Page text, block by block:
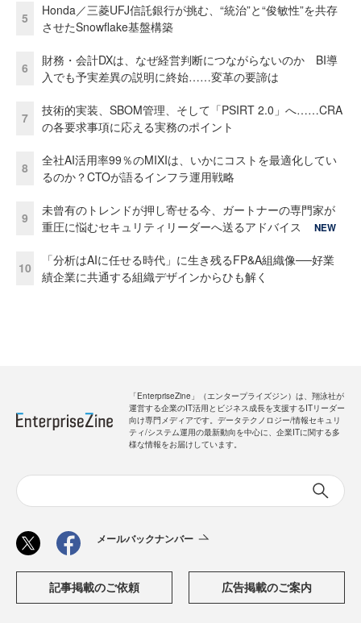
5
Honda／三菱UFJ信託銀行が挑む、“統治”と“俊敏性”を共存
させたSnowflake基盤構築
6
財務・会計DXは、なぜ経営判断につながらないのか BI導
入でも予実差異の説明に終始……変革の要諦は
7
技術的実装、SBOM管理、そして「PSIRT 2.0」へ……CRA
の各要求事項に応える実務のポイント
8
全社AI活用率99％のMIXIは、いかにコストを最適化してい
るのか？CTOが語るインフラ運用戦略
9
未曾有のトレンドが押し寄せる今、ガートナーの専門家が
重圧に悩むセキュリティリーダーへ送るアドバイス
NEW
10
「分析はAIに任せる時代」に生き残るFP&A組織像──好業
績企業に共通する組織デザインからひも解く
「EnterpriseZine」（エンタープライズジン）は、翔泳社が
運営する企業のIT活用とビジネス成長を支援するITリーダー
向け専門メディアです。データテクノロジー/情報セキュリ
ティ/システム運用の最新動向を中心に、企業ITに関する多
様な情報をお届けしています。
メールバックナンバー
記事掲載のご依頼 広告掲載のご案内